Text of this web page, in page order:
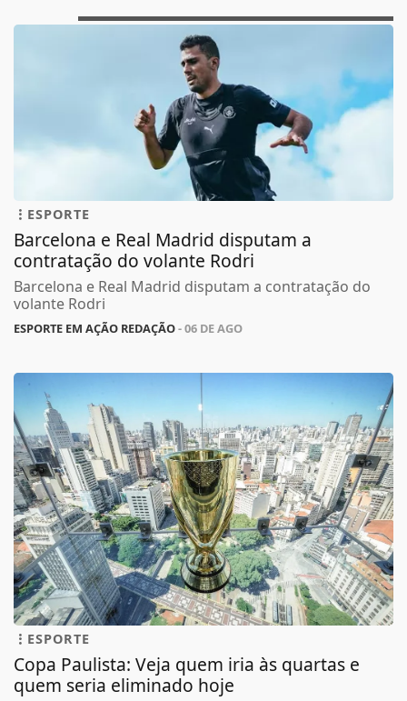
ESPORTE
Barcelona e Real Madrid disputam a
contratação do volante Rodri
Barcelona e Real Madrid disputam a contratação do
volante Rodri
ESPORTE EM AÇÃO REDAÇÃO- 06 DE AGO
ESPORTE
Copa Paulista: Veja quem iria às quartas e
quem seria eliminado hoje